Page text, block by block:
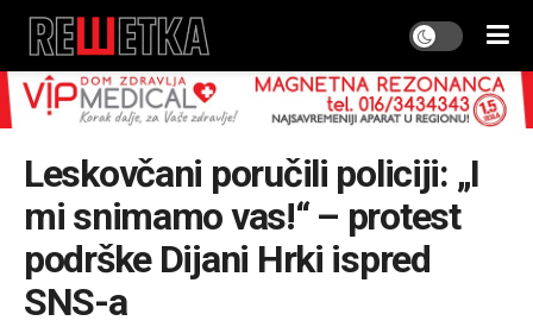
Leskovčani poručili policiji: „I
mi snimamo vas!“ – protest
podrške Dijani Hrki ispred
SNS-a